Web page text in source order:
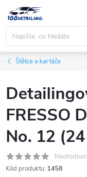
obsah
Štětce a kartáče
FRESSO
No. 12
Kód produktu: 1458